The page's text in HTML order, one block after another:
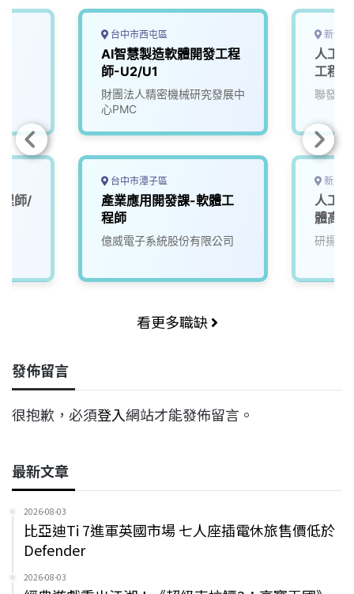
師/
台中市西屯區
AI智慧製造軟體開發工程
師-U2/U1
財團法人精密機械研究發展中
心PMC
台中市潭子區
產業應用開發課-軟體工
程師
億威電子系統股份有限公司
新竹
人工
工程
聯發科
新北
人工
體高
研揚科
看更多職缺
發佈留言
很抱歉，必須登入網站才能發佈留言。
最新文章
2026-08-03
比亞迪Ti 7進軍英國市場 七人座插電休旅售價低於
Defender
2026-08-03